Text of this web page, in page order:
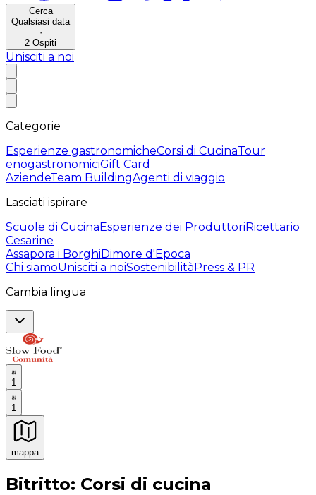
Cerca
Qualsiasi data
·
2 Ospiti
Unisciti a noi
Categorie
Esperienze gastronomicheCorsi di CucinaTour
enogastronomiciGift Card
AziendeTeam BuildingAgenti di viaggio
Lasciati ispirare
Scuole di CucinaEsperienze dei ProduttoriRicettario
Cesarine
Assapora i BorghiDimore d'Epoca
Chi siamoUnisciti a noiSostenibilitàPress & PR
Cambia lingua
1
1
mappa
Esperienze culinarie indimenticabili: Esperienze
Bitritto: Corsi di cucina